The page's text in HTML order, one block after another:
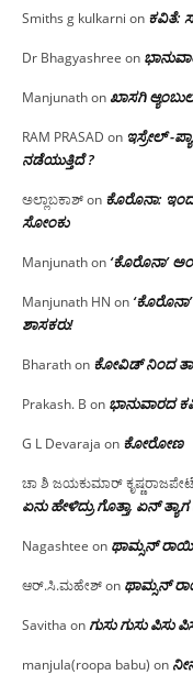
Smiths g kulkarni on ಕವಿತೆ:
Dr Bhagyashree on
Manjunathonಖಾಸಗಿ
RAM PRASAD on ಇಸ್ರೇಲ್ -
ನಡೆಯುತ್ತಿದೆ ?
ಅಲ್ಲಾಬಕಾಶ್on ಕೊರೊನಾ:
ಸೋಂಕು
Manjunathon ‘ಕೊರೊನಾ’
Manjunath HN on
ಶಾಸಕರು!
Bharathon ಕೋವಿಡ್ ನಿಂದ
Prakash. B on ಭಾನುವಾರದ
G L Devaraja on ಕೋರೋಣ
ಚಾ ಶಿ ಜಯಕುಮಾರ್ ಕೃಷ್ಣರಾಜಪೇಟೆ
ಏನು ಹೇಳಿದ್ರು ಗೊತ್ತಾ, ಏನ್
Nagashtee on ಥಾಮ್ಸನ್
ಆರ್.ಸಿ.ಮಹೇಶ್on ಥಾಮ್ಸನ್
Savitha onಗುಸು ಗುಸು ಪಿಸು
manjula(roopa babu) on